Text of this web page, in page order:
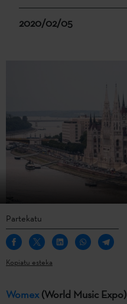
2020/02/05
Partekatu
Kopiatu esteka
Womex(World Music Expo)